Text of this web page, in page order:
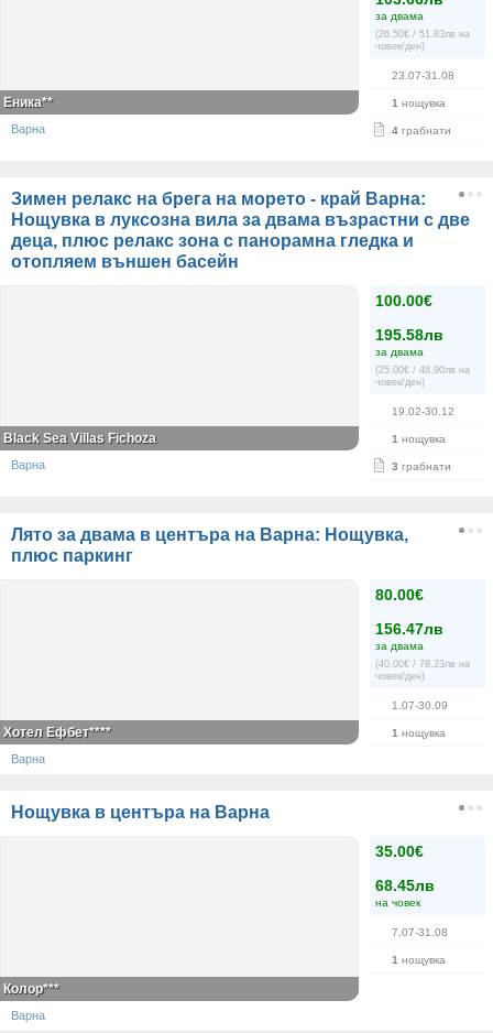
за двама
(26.50€ / 51.83лв на
човек/ден)
23.07-31.08
1 нощувка
4 грабнати
Еника**
Варна
Зимен релакс на брега на морето - край Варна:
Нощувка в луксозна вила за двама възрастни с две
деца, плюс релакс зона с панорамна гледка и
отопляем външен басейн
100.00€
195.58лв
за двама
(25.00€ / 48.90лв на
човек/ден)
19.02-30.12
1 нощувка
3 грабнати
Black Sea Villas Fichoza
Варна
Лято за двама в центъра на Варна: Нощувка,
плюс паркинг
80.00€
156.47лв
за двама
(40.00€ / 78.23лв на
човек/ден)
1.07-30.09
1 нощувка
Хотел Ефбет****
Варна
Нощувка в центъра на Варна
35.00€
68.45лв
на човек
7.07-31.08
1 нощувка
Колор***
Варна